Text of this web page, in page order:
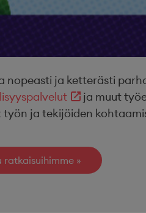
ja ketterästi
ja muut
ja tekijöiden
ratkaisuihimme